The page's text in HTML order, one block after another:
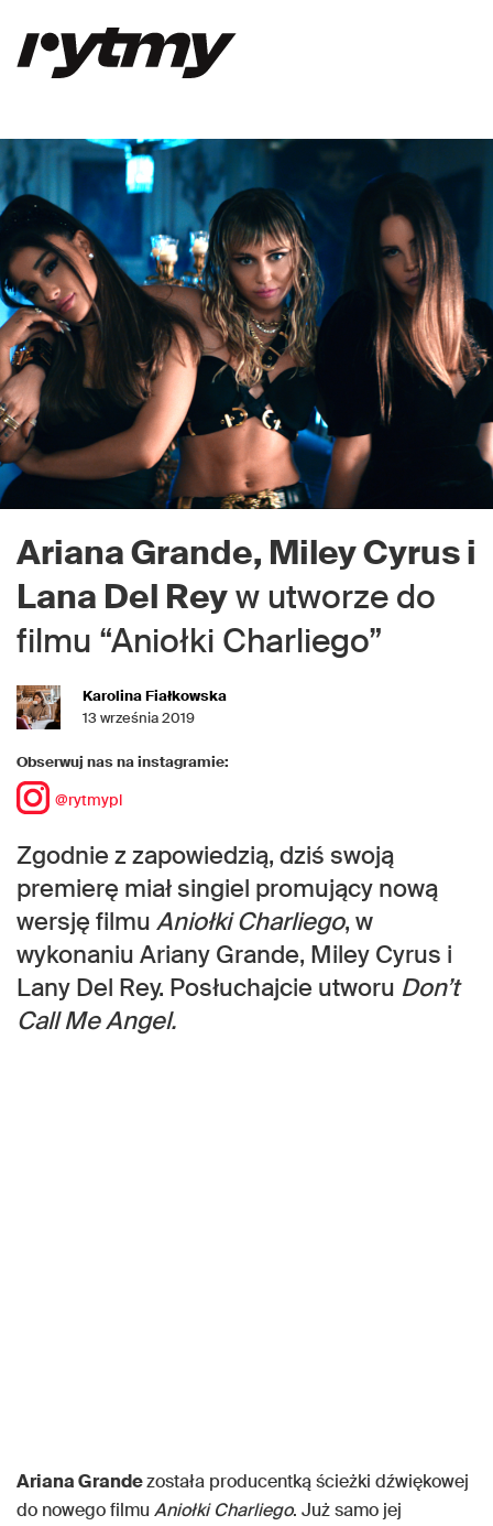
Ariana Grande, Miley Cyrus i
Lana Del Reyw utworze do
filmu “Aniołki Charliego”
Karolina Fiałkowska
13 września 2019
Obserwuj nas na instagramie:
@rytmypl
Zgodnie z zapowiedzią, dziś swoją
premierę miał singiel promujący nową
wersję filmu Aniołki Charliego, w
wykonaniu Ariany Grande, Miley Cyrus i
Lany Del Rey. Posłuchajcie utworu Don’t
Call Me Angel.
Ariana Grandezostała producentką ścieżki dźwiękowej
do nowego filmu Aniołki Charliego. Już samo jej